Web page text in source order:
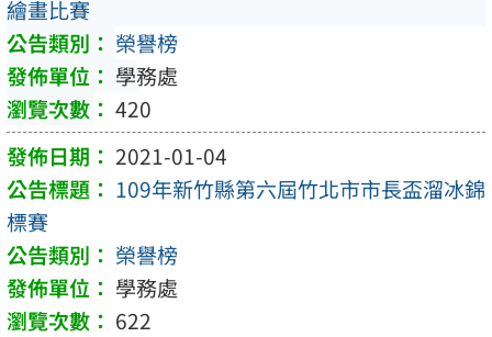
繪畫比賽
榮譽榜
學務處
420
2021-01-04
109年新竹縣第六屆竹北市市長盃溜冰錦
標賽
榮譽榜
學務處
622